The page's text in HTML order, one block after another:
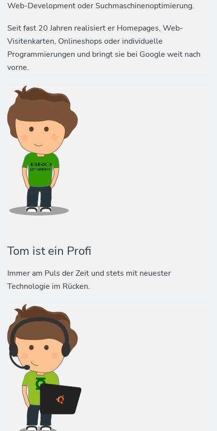
Web-Development oder Suchmaschinenoptimierung.
Seit fast 20 Jahren realisiert er Homepages, Web-
Visitenkarten, Onlineshops oder individuelle
Programmierungen und bringt sie bei Google weit nach
vorne.
Tom ist ein Profi
Immer am Puls der Zeit und stets mit neuester
Technologie im Rücken.